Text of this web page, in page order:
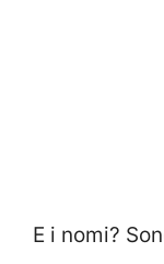
E i nomi?